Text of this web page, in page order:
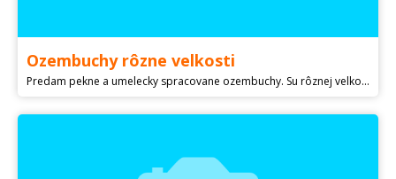
Ozembuchy rôzne velkosti
Predam pekne a umelecky spracovane ozembuchy. Su rôznej velkosti od 160- 185 cm. Palica z z dobré vysušeneho dreva, opatrené dvakrát náterom. Na ozembuchu sú akustické rolničky, stuhy, prípadne aj klakson. Ku ozembuchu je činel a 2ks paličky. Ozembuch plne postačuje na bežné hranie, alebo ako darček. Cena 70-90€/ks, prípadne dohoda na mieste. Pošlem aj na dobierku. Viac po telefone, pripadne mailom. Pozri aj moje iné inzeráty.